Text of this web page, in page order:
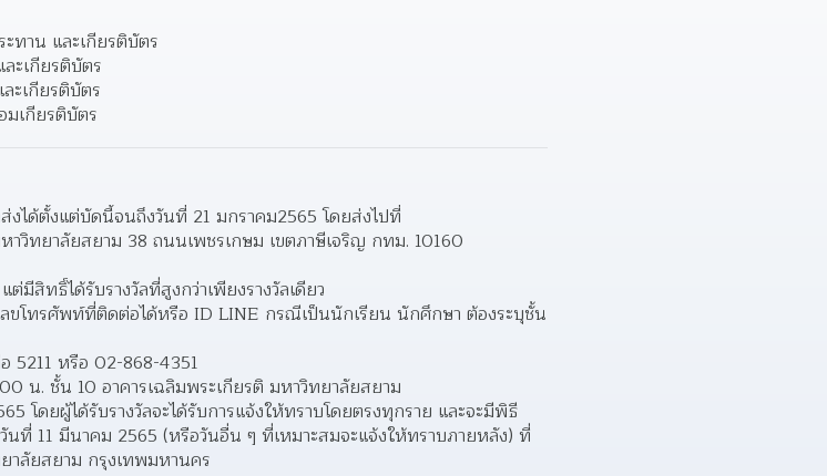
ทาน และเกียรติบัตร
ะเกียรติบัตร
ะเกียรติบัตร
มเกียรติบัตร
งได้ตั้งแต่บัดนี้จนถึงวันที่ 21 มกราคม2565 โดยส่งไปที่
วิทยาลัยสยาม 38 ถนนเพชรเกษม เขตภาษีเจริญ กทม. 10160
สิทธิ์ได้รับรางวัลที่สูงกว่าเพียงรางวัลเดียว
ขโทรศัพท์ที่ติดต่อได้หรือ ID LINE กรณีเป็นนักเรียน นักศึกษา ต้องระบุชั้น
5211 หรือ 02-868-4351
น. ชั้น 10 อาคารเฉลิมพระเกียรติ มหาวิทยาลัยสยาม
โดยผู้ได้รับรางวัลจะได้รับการแจ้งให้ทราบโดยตรงทุกราย และจะมีพิธี
นที่ 11 มีนาคม 2565 (หรือวันอื่น ๆ ที่เหมาะสมจะแจ้งให้ทราบภายหลัง) ที่
าลัยสยาม กรุงเทพมหานคร